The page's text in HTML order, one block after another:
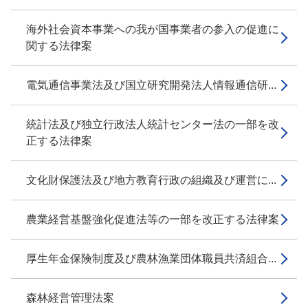
海外社会資本事業への我が国事業者の参入の促進に
関する法律案
電気通信事業法及び国立研究開発法人情報通信研...
統計法及び独立行政法人統計センター法の一部を改
正する法律案
文化財保護法及び地方教育行政の組織及び運営に...
農業経営基盤強化促進法等の一部を改正する法律案
厚生年金保険制度及び農林漁業団体職員共済組合...
森林経営管理法案